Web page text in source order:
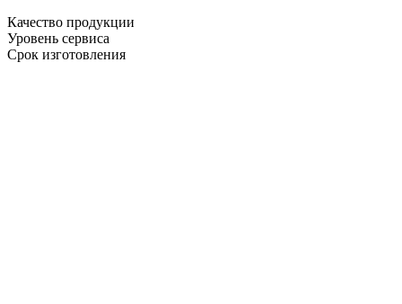
Качество продукции
Уровень сервиса
Срок изготовления